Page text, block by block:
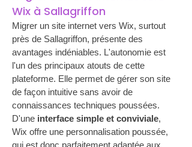
Wix à Sallagriffon
Migrer un site internet vers Wix, surtout
près de Sallagriffon, présente des
avantages indéniables. L'autonomie est
l'un des principaux atouts de cette
plateforme. Elle permet de gérer son site
de façon intuitive sans avoir de
connaissances techniques poussées.
D'une interface simple et conviviale,
Wix offre une personnalisation poussée,
qui est donc parfaitement adaptée aux